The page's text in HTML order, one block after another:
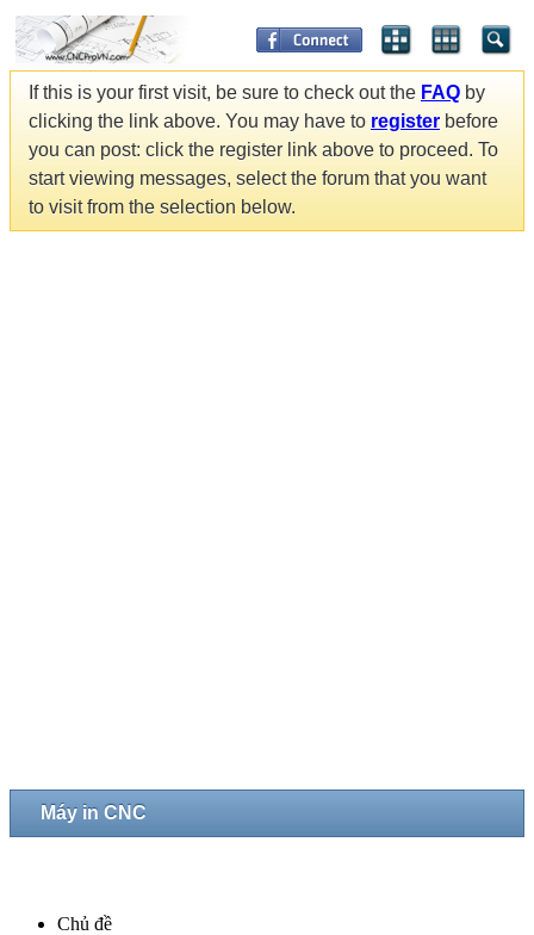
If this is your first visit, be sure to check out the FAQ by
clicking the link above. You may have to register before
you can post: click the register link above to proceed. To
start viewing messages, select the forum that you want
to visit from the selection below.
Máy in CNC
Chủ đề